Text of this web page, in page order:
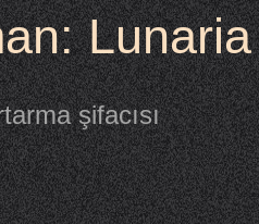
Lunaria
şifacısı